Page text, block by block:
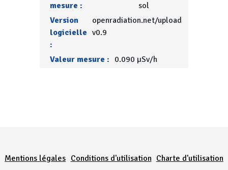
mesure :
sol
Version
logicielle
:
openradiation.net/upload
v0.9
Valeur mesure : 0.090 µSv/h
Mentions légales Conditions d'utilisation Charte d'utilisation